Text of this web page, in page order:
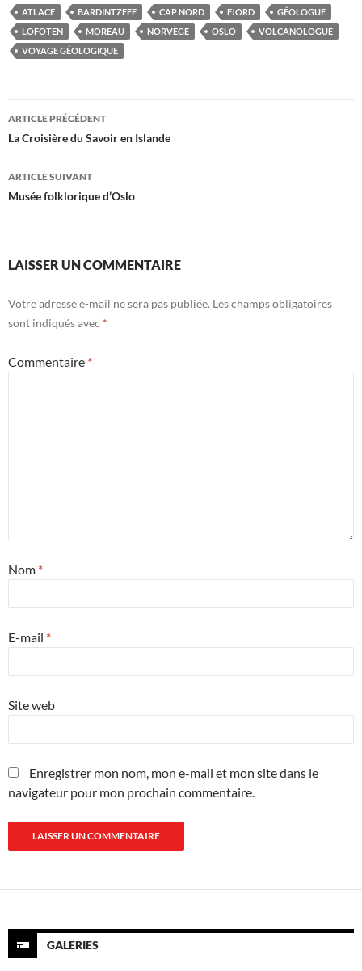
ATLACE BARDINTZEFF CAP NORD FJORD
GÉOLOGUE
LOFOTEN
MOREAU NORVÈGE OSLO
VOLCANOLOGUE
VOYAGE GÉOLOGIQUE
Navigation
des
articles
ARTICLE PRÉCÉDENT
La Croisière du Savoir en Islande
ARTICLE SUIVANT
Musée folklorique d’Oslo
LAISSER UN COMMENTAIRE
Votre adresse e-mail ne sera pas publiée. Les champs obligatoires
sont indiqués avec *
Commentaire *
Nom *
E-mail *
Site web
Enregistrer mon nom, mon e-mail et mon site dans le
navigateur pour mon prochain commentaire.
GALERIES